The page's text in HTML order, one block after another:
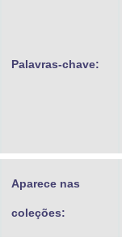
Palavras-chave:
Aparece nas
coleções: